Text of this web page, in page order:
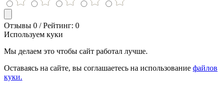
Отзывы 0 / Рейтинг: 0
Используем куки
Мы делаем это чтобы сайт работал лучше.
Оставаясь на сайте, вы соглашаетесь на использование файлов
куки.